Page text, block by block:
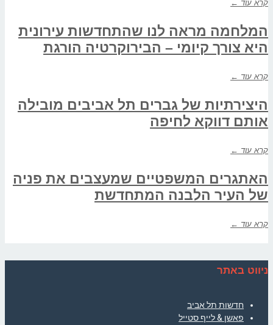
קרא עוד ←
המלחמה מראה לנו שהתחדשות עירונית
היא צורך קיומי – הבירוקרטיה הורגת
קרא עוד ←
היצירתיות של גברים תל אביבים מובילה
אותם דווקא לחיפה
קרא עוד ←
האתגרים המשפטיים שמעצבים את פניה
של העיר הלבנה המתחדשת
קרא עוד ←
ניווט באתר
חדשות תל אביב
פאשן & לייף סטייל